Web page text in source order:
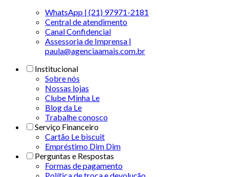
WhatsApp | (21) 97971-2181
Central de atendimento
Canal Confidencial
Assessoria de Imprensa |
paula@agenciaamais.com.br
Institucional
Sobre nós
Nossas lojas
Clube Minha Le
Blog da Le
Trabalhe conosco
Serviço Financeiro
Cartão Le biscuit
Empréstimo Dim Dim
Perguntas e Respostas
Formas de pagamento